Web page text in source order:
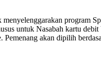
program
untuk Nasabah kartu
akan dipilih